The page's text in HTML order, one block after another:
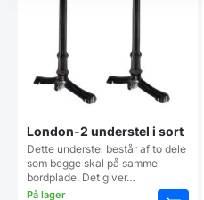
London-2 understel i sort
Dette understel består af to dele
som begge skal på samme
bordplade. Det giver…